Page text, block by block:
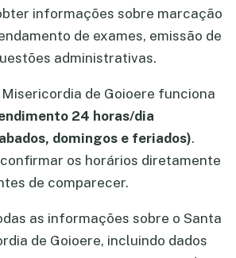
informações sobre marcação
de exames, emissão de
administrativas.
Misericordia de Goioere funciona
24 horas/dia
domingos e feriados).
os horários diretamente
de comparecer.
as informações sobre o Santa
de Goioere, incluindo dados